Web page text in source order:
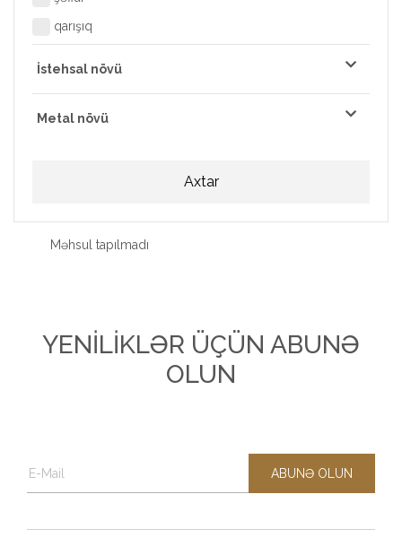
qarışıq
İstehsal növü
Metal növü
Axtar
Məhsul tapılmadı
YENİLİKLƏR ÜÇÜN ABUNƏ
OLUN
ABUNƏ OLUN